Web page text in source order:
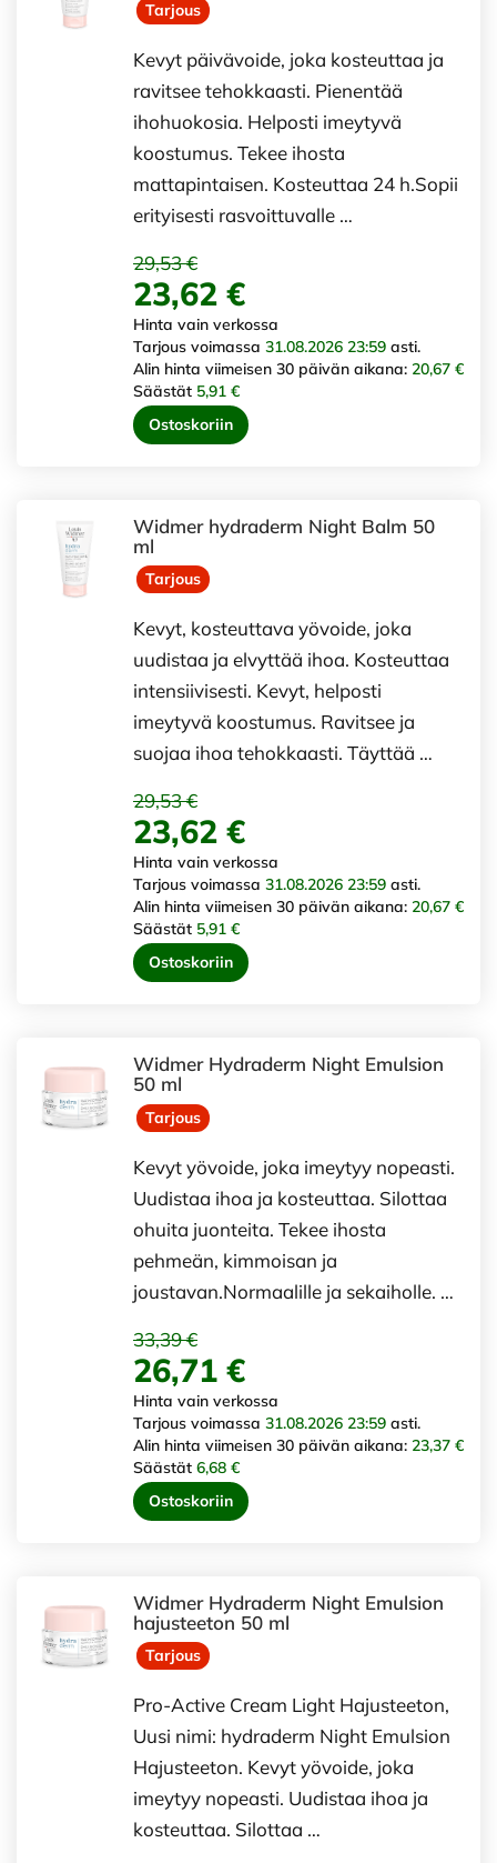
Tarjous
Kevyt päivävoide, joka kosteuttaa ja
ravitsee tehokkaasti. Pienentää
ihohuokosia. Helposti imeytyvä
koostumus. Tekee ihosta
mattapintaisen. Kosteuttaa 24 h.Sopii
erityisesti rasvoittuvalle …
29,53 €
23,62 €
Hinta vain verkossa
Tarjous voimassa 31.08.2026 23:59 asti.
Alin hinta viimeisen 30 päivän aikana: 20,67 €
Säästät 5,91 €
Ostoskoriin
Widmer hydraderm Night Balm 50
ml
Tarjous
Kevyt, kosteuttava yövoide, joka
uudistaa ja elvyttää ihoa. Kosteuttaa
intensiivisesti. Kevyt, helposti
imeytyvä koostumus. Ravitsee ja
suojaa ihoa tehokkaasti. Täyttää …
29,53 €
23,62 €
Hinta vain verkossa
Tarjous voimassa 31.08.2026 23:59 asti.
Alin hinta viimeisen 30 päivän aikana: 20,67 €
Säästät 5,91 €
Ostoskoriin
Widmer Hydraderm Night Emulsion
50 ml
Tarjous
Kevyt yövoide, joka imeytyy nopeasti.
Uudistaa ihoa ja kosteuttaa. Silottaa
ohuita juonteita. Tekee ihosta
pehmeän, kimmoisan ja
joustavan.Normaalille ja sekaiholle. …
33,39 €
26,71 €
Hinta vain verkossa
Tarjous voimassa 31.08.2026 23:59 asti.
Alin hinta viimeisen 30 päivän aikana: 23,37 €
Säästät 6,68 €
Ostoskoriin
Widmer Hydraderm Night Emulsion
hajusteeton 50 ml
Tarjous
Pro-Active Cream Light Hajusteeton,
Uusi nimi: hydraderm Night Emulsion
Hajusteeton. Kevyt yövoide, joka
imeytyy nopeasti. Uudistaa ihoa ja
kosteuttaa. Silottaa …